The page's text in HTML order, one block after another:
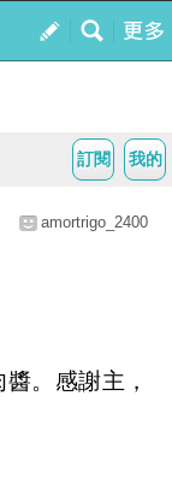
我的
訂閱
amortrigo_2400
。感謝主，